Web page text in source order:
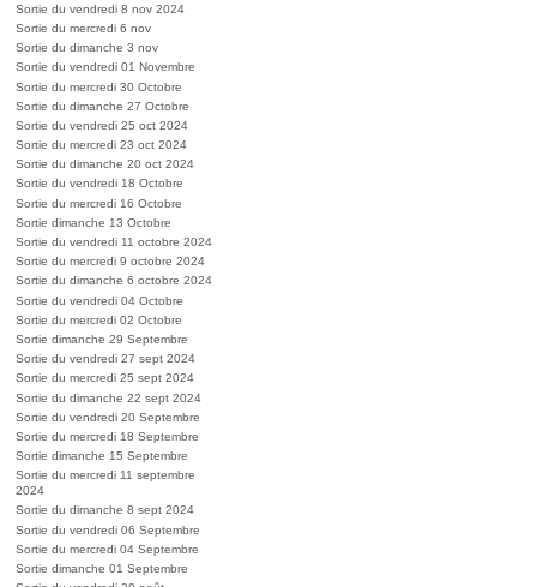
Sortie du vendredi 8 nov 2024
Sortie du mercredi 6 nov
Sortie du dimanche 3 nov
Sortie du vendredi 01 Novembre
Sortie du mercredi 30 Octobre
Sortie du dimanche 27 Octobre
Sortie du vendredi 25 oct 2024
Sortie du mercredi 23 oct 2024
Sortie du dimanche 20 oct 2024
Sortie du vendredi 18 Octobre
Sortie du mercredi 16 Octobre
Sortie dimanche 13 Octobre
Sortie du vendredi 11 octobre 2024
Sortie du mercredi 9 octobre 2024
Sortie du dimanche 6 octobre 2024
Sortie du vendredi 04 Octobre
Sortie du mercredi 02 Octobre
Sortie dimanche 29 Septembre
Sortie du vendredi 27 sept 2024
Sortie du mercredi 25 sept 2024
Sortie du dimanche 22 sept 2024
Sortie du vendredi 20 Septembre
Sortie du mercredi 18 Septembre
Sortie dimanche 15 Septembre
Sortie du mercredi 11 septembre
2024
Sortie du dimanche 8 sept 2024
Sortie du vendredi 06 Septembre
Sortie du mercredi 04 Septembre
Sortie dimanche 01 Septembre